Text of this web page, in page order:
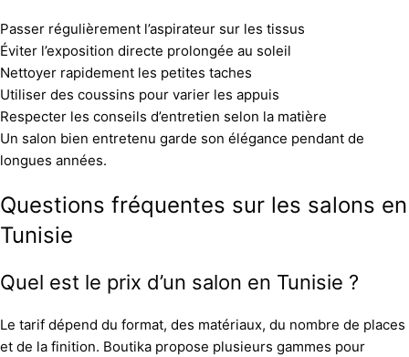
Passer régulièrement l’aspirateur sur les tissus
Éviter l’exposition directe prolongée au soleil
Nettoyer rapidement les petites taches
Utiliser des coussins pour varier les appuis
Respecter les conseils d’entretien selon la matière
Un salon bien entretenu garde son élégance pendant de
longues années.
Questions fréquentes sur les salons en
Tunisie
Quel est le prix d’un salon en Tunisie ?
Le tarif dépend du format, des matériaux, du nombre de places
et de la finition. Boutika propose plusieurs gammes pour